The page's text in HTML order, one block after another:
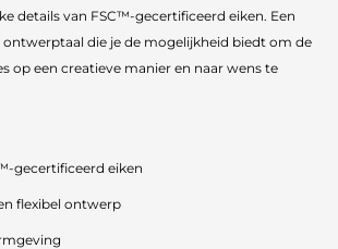
details van FSC™-gecertificeerd eiken. Een
die je de mogelijkheid biedt om de
op een creatieve manier en naar wens te
gecertificeerd eiken
flexibel ontwerp